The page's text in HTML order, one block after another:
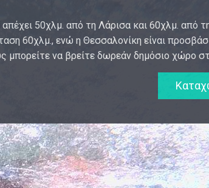
50χλμ. από τη Λάρισα και 60χλμ. από
60χλμ., ενώ η Θεσσαλονίκη είναι
μπορείτε να βρείτε δωρεάν δημόσιο χώρο